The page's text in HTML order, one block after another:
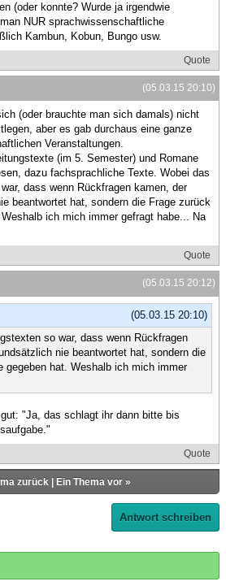
(oder konnte? Wurde ja irgendwie
NUR sprachwissenschaftliche
Kambun, Kobun, Bungo usw.
Quote
(05.03.15 20:10)
(oder brauchte man sich damals) nicht
aber es gab durchaus eine ganze
Veranstaltungen.
(im 5. Semester) und Romane
dazu fachsprachliche Texte. Wobei das
dass wenn Rückfragen kamen, der
beantwortet hat, sondern die Frage zurück
ich mich immer gefragt habe... Na
Quote
(05.03.15 20:12)
(05.03.15 20:10)
so war, dass wenn Rückfragen
nie beantwortet hat, sondern die
gegeben hat. Weshalb ich mich immer
"Ja, das schlagt ihr dann bitte bis
Quote
zurück| Ein Thema vor»
Antwort schreiben